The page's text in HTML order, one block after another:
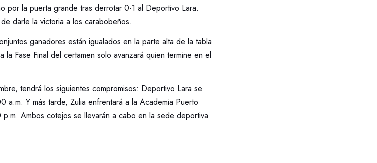
por la puerta grande tras derrotar 0-1 al Deportivo Lara.
darle la victoria a los carabobeños.
ganadores están igualados en la parte alta de la tabla
Fase Final del certamen solo avanzará quien termine en el
tendrá los siguientes compromisos: Deportivo Lara se
a.m. Y más tarde, Zulia enfrentará a la Academia Puerto
Ambos cotejos se llevarán a cabo en la sede deportiva